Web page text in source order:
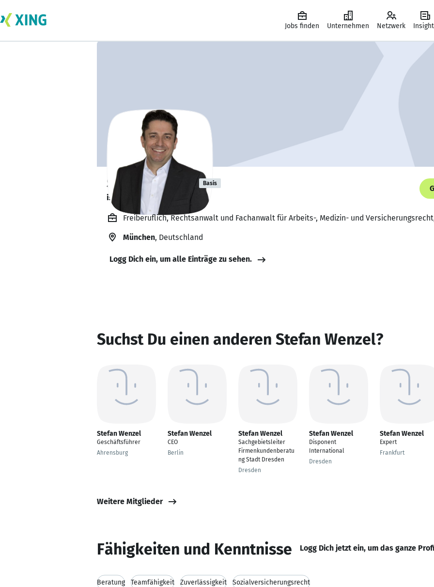
Jobs finden Unternehmen Netzwerk
Stefan Wenzel Basis
ist bald verfügbar. 🕒
Freiberuflich, Rechtsanwalt und Fachanwalt für Arbeits-, Medizin- und
München, Deutschland
Logg Dich ein, um alle Einträge zu sehen.
Suchst Du einen anderen Stefan Wenzel?
Stefan Wenzel
Geschäftsführer
Ahrensburg
Stefan Wenzel
CEO
Berlin
Stefan Wenzel
Sachgebietsleiter
Firmenkundenberatu
ng Stadt Dresden
Dresden
Stefan Wenzel
Disponent
International
Dresden
Stefan Wenzel
Expert
Frankfurt
Weitere Mitglieder
Fähigkeiten und Kenntnisse Logg Dich jetzt ein, um das ganze
Beratung Teamfähigkeit Zuverlässigkeit Sozialversicherungsrecht